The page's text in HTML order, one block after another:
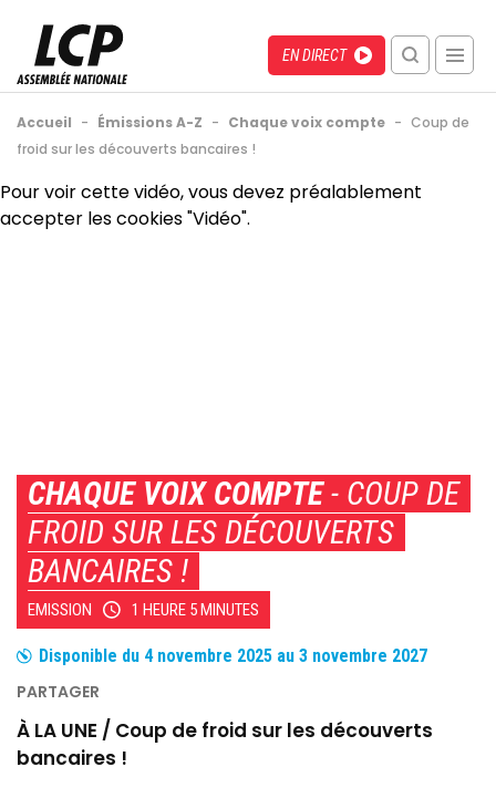
contenu
principal
Menu
recherche
mobile
Direct
EN DIRECT
Fil
d'Ariane
Accueil - Émissions A-Z - Chaque voix compte - Coup de
froid sur les découverts bancaires !
Back
to
Pour voir cette vidéo, vous devez préalablement
accepter les cookies "Vidéo".
CHAQUE VOIX COMPTE- COUP DE
FROID SUR LES DÉCOUVERTS
BANCAIRES !
EMISSION 1 HEURE 5 MINUTES
Disponible du 4 novembre 2025 au 3 novembre 2027
À LA UNE / Coup de froid sur les découverts
bancaires !